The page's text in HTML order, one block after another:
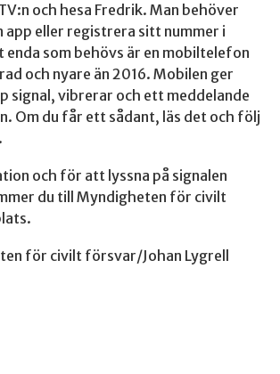
och hesa Fredrik. Man behöver
app eller registrera sitt nummer i
som behövs är en mobiltelefon
och nyare än 2016. Mobilen ger
signal, vibrerar och ett meddelande
Om du får ett sådant, läs det och följ
och för att lyssna på signalen
du till Myndigheten för civilt
för civilt försvar/Johan Lygrell